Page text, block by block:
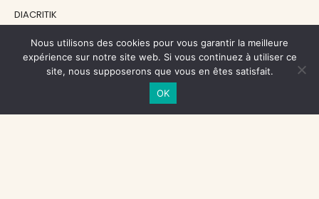
DIACRITIK
EN ATTENDANT NADEAU
NOS SOUTIENS
CENTRE NATIONAL DU LIVRE
Nous utilisons des cookies pour vous garantir la meilleure
expérience sur notre site web. Si vous continuez à utiliser ce
site, nous supposerons que vous en êtes satisfait.
OK